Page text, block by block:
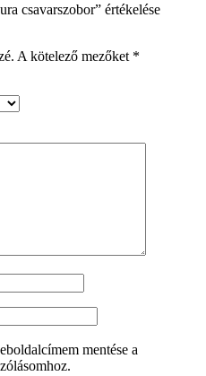
csavarszobor” értékelése
A kötelező mezőket *
mentése a